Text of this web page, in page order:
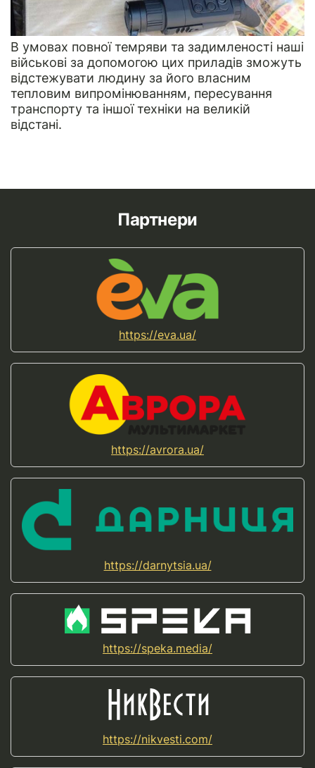
В умовах повної темряви та задимленості наші
військові за допомогою цих приладів зможуть
відстежувати людину за його власним
тепловим випромінюванням, пересування
транспорту та іншої техніки на великій
відстані.
Партнери
https://eva.ua/
https://avrora.ua/
https://darnytsia.ua/
https://speka.media/
https://nikvesti.com/